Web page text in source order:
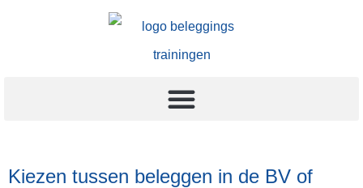
Kiezen tussen beleggen in de BV of